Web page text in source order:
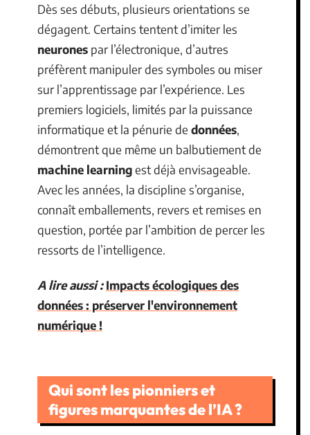
Dès ses débuts, plusieurs orientations se
dégagent. Certains tentent d’imiter les
neurones par l’électronique, d’autres
préfèrent manipuler des symboles ou miser
sur l’apprentissage par l’expérience. Les
premiers logiciels, limités par la puissance
informatique et la pénurie de données,
démontrent que même un balbutiement de
machine learningest déjà envisageable.
Avec les années, la discipline s’organise,
connaît emballements, revers et remises en
question, portée par l’ambition de percer les
ressorts de l’intelligence.
A lire aussi : Impacts écologiques des
données : préserver l'environnement
numérique !
Qui sont les pionniers et
figures marquantes de l’IA ?